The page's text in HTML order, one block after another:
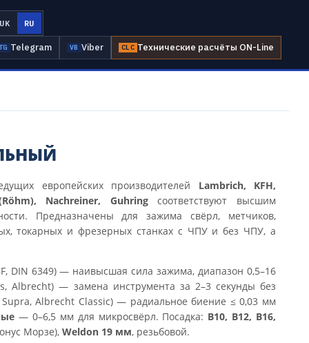
UK RU
Telegram VB Viber CLC Технические расчёты ON-Line
европейских производителей Lambrich, KFH,
Nachreiner, Guhringсоответствуют высшим
Предназначены для зажима свёрл, метчиков,
токарных и фрезерных станках с ЧПУ и без ЧПУ, а
DIN 6349) — наивысшая сила зажима, диапазон 0,5–16
Albrecht) — замена инструмента за 2–3 секунды без
Albrecht Classic) — радиальное биение ≤ 0,03 мм
— 0–6,5 мм для микросвёрл. Посадка: B10, B12, B16,
Морзе), Weldon 19 мм, резьбовой.